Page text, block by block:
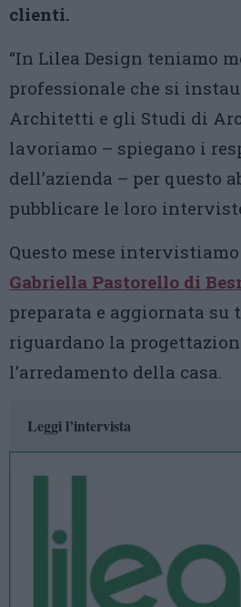
clienti.
“In Lilea Design teniamo
professionale che si
Architetti e gli Studi di
lavoriamo – spiegano i
dell’azienda – per questo
pubblicare le loro
Questo mese intervistiamo
Gabriella Pastorello di
preparata e aggiornata su
riguardano la
l’arredamento della casa.
Leggi l’intervista